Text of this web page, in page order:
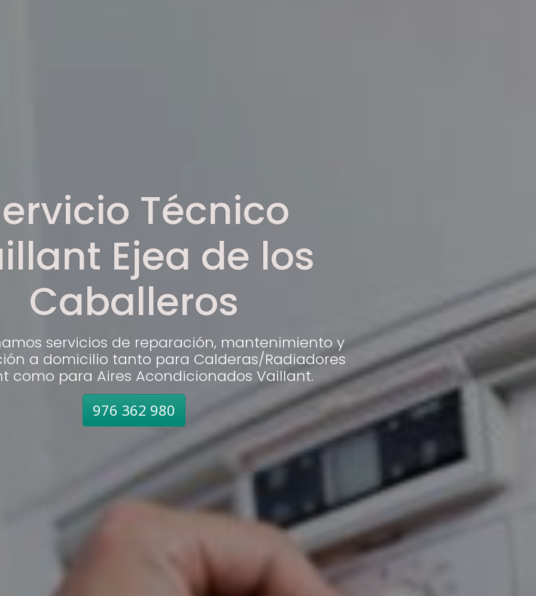
Técnico
Ejea de los
Caballeros
servicios de reparación, mantenimiento y
a domicilio tanto para Calderas/Radiadores
como para Aires Acondicionados Vaillant.
976 362 980